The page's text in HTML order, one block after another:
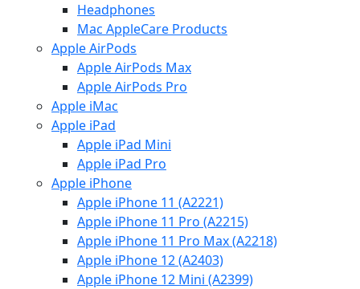
Headphones
Mac AppleCare Products
Apple AirPods
Apple AirPods Max
Apple AirPods Pro
Apple iMac
Apple iPad
Apple iPad Mini
Apple iPad Pro
Apple iPhone
Apple iPhone 11 (A2221)
Apple iPhone 11 Pro (A2215)
Apple iPhone 11 Pro Max (A2218)
Apple iPhone 12 (A2403)
Apple iPhone 12 Mini (A2399)